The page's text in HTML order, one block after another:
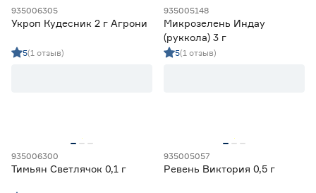
Шиловидная
935006305
Укроп Кудесник 2 г Агрони
5(1 отзыв)
935005148
Микрозелень Индау
(руккола) 3 г
5(1 отзыв)
935006300
Тимьян Светлячок 0,1 г
935005057
Ревень Виктория 0,5 г